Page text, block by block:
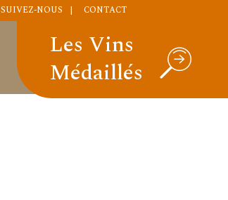
SUIVEZ-NOUS CONTACT
Les Vins
Médaillés